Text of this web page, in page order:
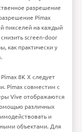
разрешение
Pimax
пикселей на каждый
снизить screen-door
как практически у
8K X следует
Pimax совместим с
Vive отображаются
различных
и
объектами. Для
Oculus Home
2.0, USB 3.0,
Используйте
Хорошо